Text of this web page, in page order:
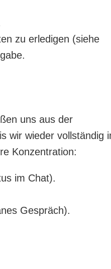
zu erledigen (siehe
uns aus der
wir wieder vollständig
Konzentration:
im Chat).
Gespräch).